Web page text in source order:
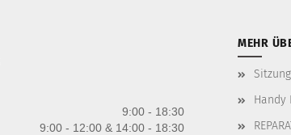
9:00 - 18:30
9:00 - 12:00 & 14:00 - 18:30
MEHR
Handy